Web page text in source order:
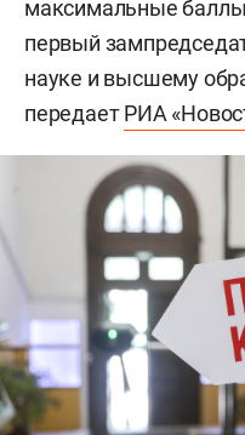
максимальные
первый
науке и высшему
передаетРИА